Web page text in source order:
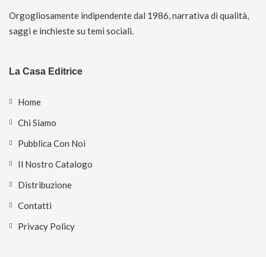
Orgogliosamente indipendente dal 1986, narrativa di qualità,
saggi e inchieste su temi sociali.
La Casa Editrice
Home
Chi Siamo
Pubblica Con Noi
Il Nostro Catalogo
Distribuzione
Contatti
Privacy Policy